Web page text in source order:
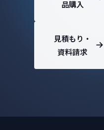
品購入
見積もり・
資料請求